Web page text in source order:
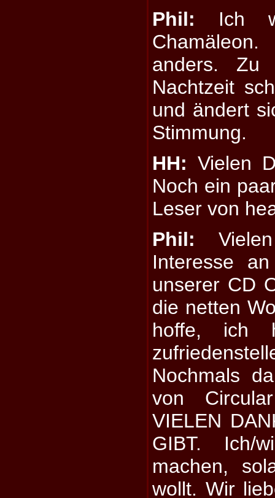
Phil: Ich
anders. Zu
Nachtzeit
und ändert
Stimmung.
HH: Vielen
Noch ein
Leser von
Phil:
Interesse
unserer CD
die netten
hoffe, ich
Nochmals
von
VIELEN
GIBT. Ich/
machen,
wollt. Wir